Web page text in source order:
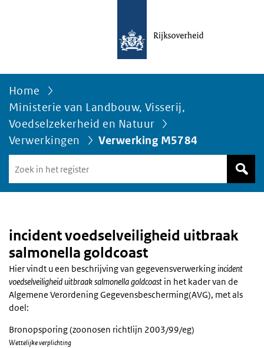
Home
Ministerie van Landbouw, Visserij,
Voedselzekerheid en Natuur
Verwerkingen
Verwerking M5784
in
het
incident voedselveiligheid uitbraak
salmonella goldcoast
Hier vindt u een beschrijving van gegevensverwerkingincident
voedselveiligheid uitbraak salmonella goldcoast in het kader van de
Algemene Verordening Gegevensbescherming(AVG), met als
doel:
Bronopsporing (zoonosen richtlijn 2003/99/eg)
Wettelijke verplichting